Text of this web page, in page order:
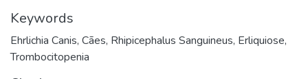
Keywords
Ehrlichia Canis, Cães, Rhipicephalus Sanguineus, Erliquiose,
Trombocitopenia